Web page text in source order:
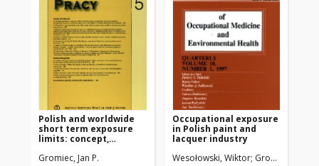
Polish and worldwide
short term exposure
limits: concept,
proposed sampling
Gromiec, Jan P.
Occupational exposure
in Polish paint and
lacquer industry
Wesołowski, Wiktor Gromiec, Jan P.